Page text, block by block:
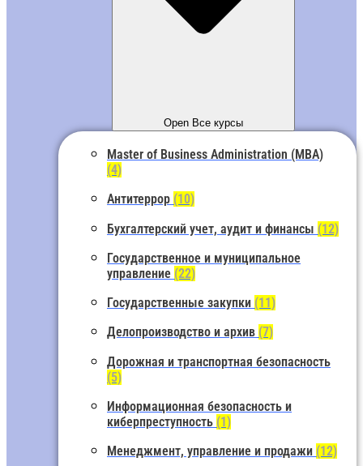
Open Все курсы
Master of Business Administration (MBA)
(4)
Антитеррор (10)
Бухгалтерский учет, аудит и финансы (12)
Государственное и муниципальное
управление (22)
Государственные закупки (11)
Делопроизводство и архив (7)
Дорожная и транспортная безопасность
(5)
Информационная безопасность и
киберпреступность (1)
Менеджмент, управление и продажи (12)